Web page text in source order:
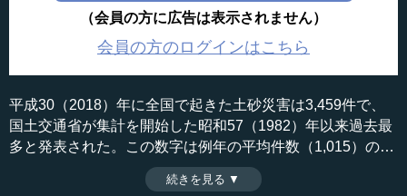
（会員の方に広告は表示されません）
会員の方のログインはこちら
平成30（2018）年に全国で起きた土砂災害は3,459件で、
国土交通省が集計を開始した昭和57（1982）年以来過去最
多と発表された。この数字は例年の平均件数（1,015）の約
3.4倍を数えるもので、死者・行方不明者数も集計開始以降
3位を記録している。なぜこれほど土砂災害は多発するの
続きを見る ▼